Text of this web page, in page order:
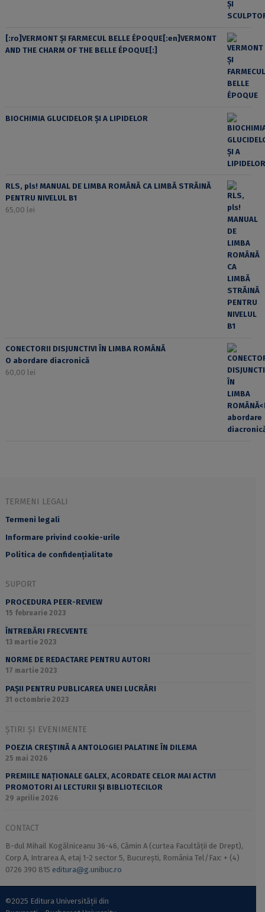
[:ro]VERMONT ȘI FARMECUL BELLE ÉPOQUE[:en]VERMONT
AND THE CHARM OF THE BELLE ÉPOQUE[:]
BIOCHIMIA GLUCIDELOR ȘI A LIPIDELOR
RLS, pls! MANUAL DE LIMBA ROMÂNĂ CA LIMBĂ STRĂINĂ
PENTRU NIVELUL B1
65,00 lei
CONECTORII DISJUNCTIVI ÎN LIMBA ROMÂNĂ
O abordare diacronică
60,00 lei
TERMENI LEGALI
Termeni legali
Informare privind cookie-urile
Politica de confidențialitate
SUPORT
PROCEDURA PEER-REVIEW
15 februarie 2023
ÎNTREBĂRI FRECVENTE
13 martie 2023
NORME DE REDACTARE PENTRU AUTORI
17 martie 2023
PAȘII PENTRU PUBLICAREA UNEI LUCRĂRI
31 octombrie 2023
ȘTIRI ȘI EVENIMENTE
POEZIA CREȘTINĂ A ANTOLOGIEI PALATINE ÎN DILEMA
25 mai 2026
PREMIILE NAȚIONALE GALEX, ACORDATE CELOR MAI ACTIVI
PROMOTORI AI LECTURII ȘI BIBLIOTECILOR
29 aprilie 2026
CONTACT
B-dul Mihail Kogălniceanu 36-46, Cămin A (curtea Facultății de Drept),
Corp A, Intrarea A, etaj 1-2 sector 5, București, România Tel/Fax: + (4)
0726 390 815 editura@g.unibuc.ro
©2025 Editura Universității din